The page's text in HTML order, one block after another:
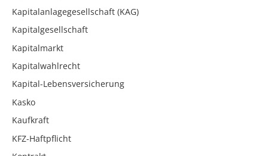
Kapitalanlagegesellschaft (KAG)
Kapitalgesellschaft
Kapitalmarkt
Kapitalwahlrecht
Kapital-Lebensversicherung
Kasko
Kaufkraft
KFZ-Haftpflicht